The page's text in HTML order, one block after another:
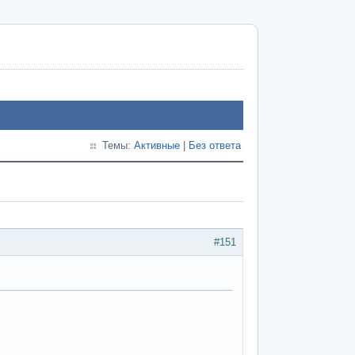
Темы: Активные Без ответа
#151